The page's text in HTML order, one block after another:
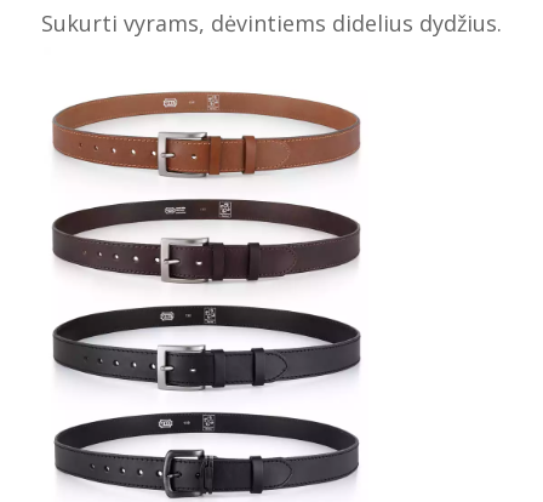
Sukurti vyrams, dėvintiems didelius dydžius.